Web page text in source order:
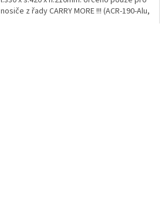
nosiče z řady CARRY MORE !!! (ACR-190-Alu,